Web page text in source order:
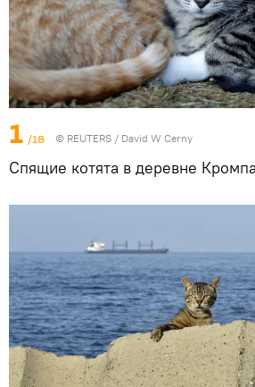
1 /18 © REUTERS / David W Cerny
Спящие котята в деревне